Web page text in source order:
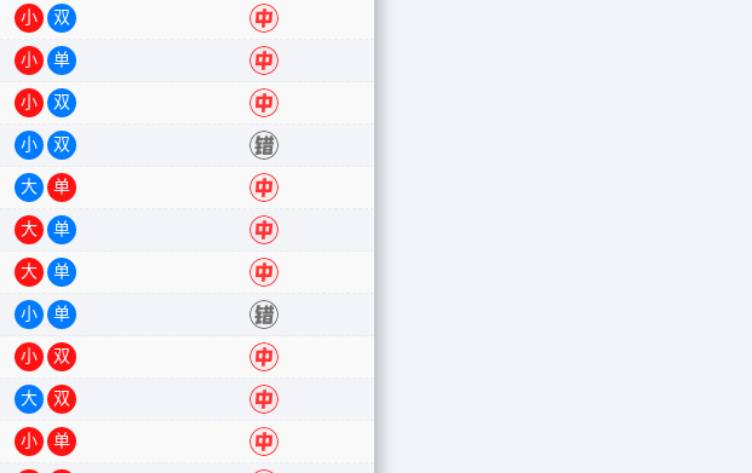
小 双 中
小 单 中
小 双 中
小 双 错
大 单 中
大 单 中
大 单 中
小 单 错
小 双 中
大 双 中
小 单 中